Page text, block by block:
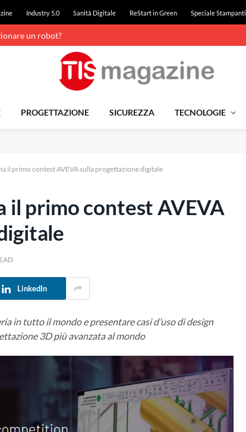
Industry 5.0 Sanità Digitale ReStart in Green Speciale Stampanti
un robot?
PROGETTAZIONE SICUREZZA TECNOLOGIE
il primo contest AVEVA sulla progettazione digitale
il primo contest AVEVA
LinkedIn
in tutto il mondo e presentare casi d’uso di design
3D più avanzata al mondo